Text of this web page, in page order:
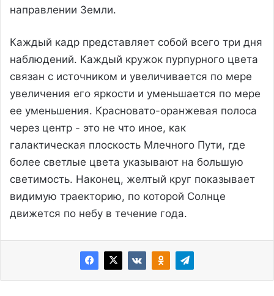
направлении Земли.
Каждый кадр представляет собой всего три дня
наблюдений. Каждый кружок пурпурного цвета
связан с источником и увеличивается по мере
увеличения его яркости и уменьшается по мере
ее уменьшения. Красновато-оранжевая полоса
через центр - это не что иное, как
галактическая плоскость Млечного Пути, где
более светлые цвета указывают на большую
светимость. Наконец, желтый круг показывает
видимую траекторию, по которой Солнце
движется по небу в течение года.